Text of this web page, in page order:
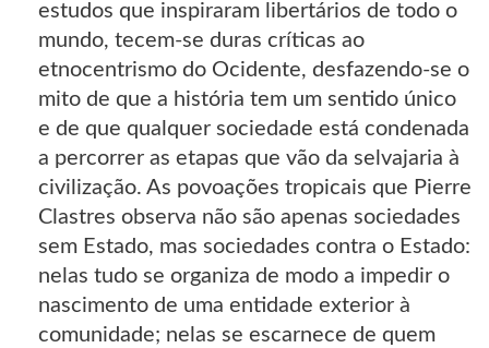
estudos que inspiraram libertários de todo o
mundo, tecem-se duras críticas ao
etnocentrismo do Ocidente, desfazendo-se o
mito de que a história tem um sentido único
e de que qualquer sociedade está condenada
a percorrer as etapas que vão da selvajaria à
civilização. As povoações tropicais que Pierre
Clastres observa não são apenas sociedades
sem Estado, mas sociedades contra o Estado:
nelas tudo se organiza de modo a impedir o
nascimento de uma entidade exterior à
comunidade; nelas se escarnece de quem